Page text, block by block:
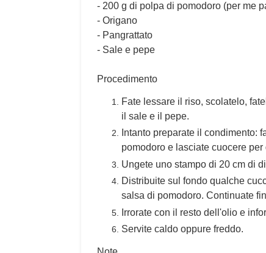
- 200 g di polpa di pomodoro (per me
- Origano
- Pangrattato
- Sale e pepe
Procedimento
Fate lessare il riso, scolatelo,
il sale e il pepe.
Intanto preparate il condimento:
pomodoro e lasciate cuocere
Ungete uno stampo di 20 cm di
Distribuite sul fondo qualche
salsa di pomodoro. Continuate
Irrorate con il resto dell'olio e
Servite caldo oppure freddo.